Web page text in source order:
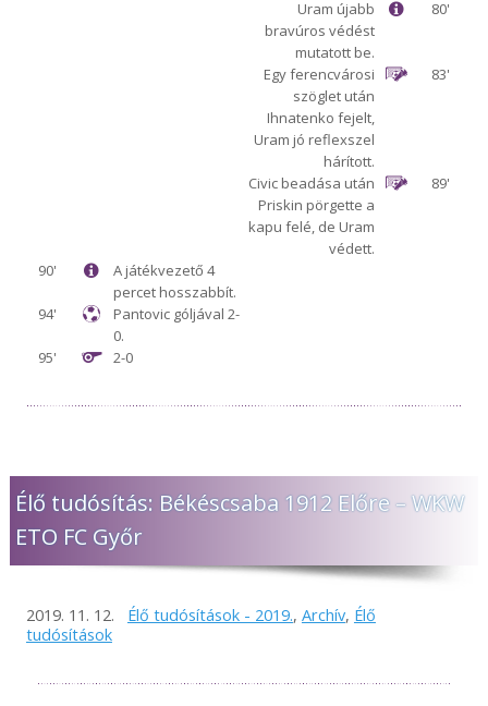
80'
Uram újabb
bravúros védést
mutatott be.
83'
Egy ferencvárosi
szöglet után
Ihnatenko fejelt,
Uram jó reflexszel
hárított.
89'
Civic beadása után
Priskin pörgette a
kapu felé, de Uram
védett.
90'
A játékvezető 4
percet hosszabbít.
94'
Pantovic góljával 2-
0.
95'
2-0
Élő tudósítás: Békéscsaba 1912 Előre – WKW
ETO FC Győr
2019. 11. 12. Élő tudósítások - 2019., Archív, Élő
tudósítások